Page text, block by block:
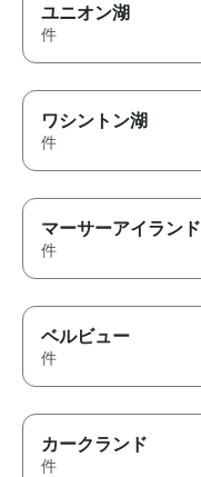
ユニオン湖
件
ワシントン湖
件
マーサーアイランド
件
ベルビュー
件
カークランド
件